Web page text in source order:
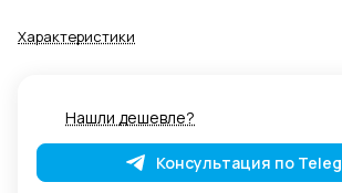
Характеристики
Нашли дешевле?
Консультация по